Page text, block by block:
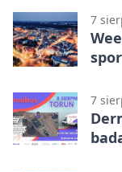
7
7